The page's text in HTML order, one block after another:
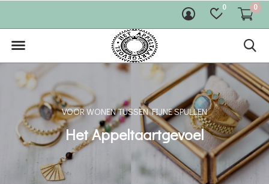
0 0
VOOR WONEN TUSSEN FIJNE SPULLEN
Het Appeltaartgevoel